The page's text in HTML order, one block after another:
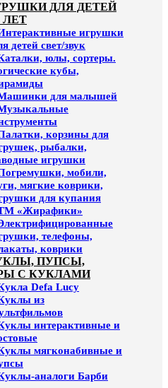
ДЛЯ ДЕТЕЙ
ЛЕТ
игрушки
детей свет/звук
юлы, сортеры.
кубы,
для малышей
корзины для
рыбалки,
игрушки
мобили,
мягкие коврики,
для купания
«Жирафики»
телефоны,
коврики
ПУПСЫ,
С КУКЛАМИ
Defa Lucy
из
интерактивные и
мягконабивные и
аналоги Барби